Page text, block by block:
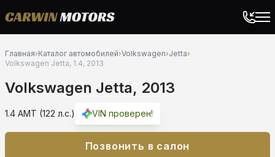
Главная›Каталог автомобилей›Volkswagen›Jetta›
Volkswagen Jetta, 1.4, 2013
Volkswagen Jetta, 2013
1.4 AMT (122 л.с.) VIN проверен!
Позвонить в салон